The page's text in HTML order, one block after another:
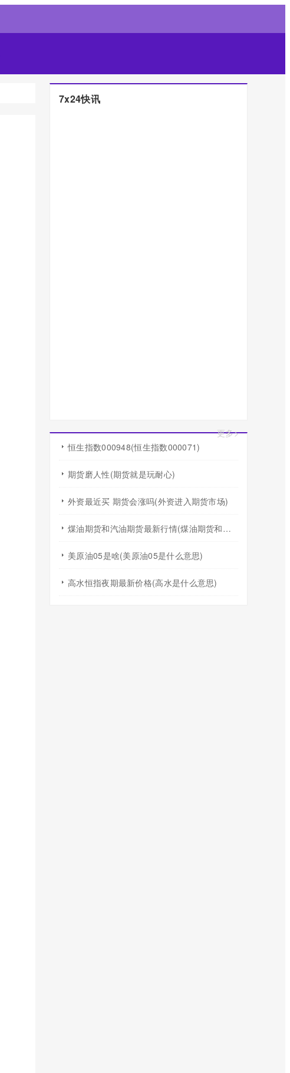
7x24快讯
更多>
恒生指数000948(恒生指数000071)
期货磨人性(期货就是玩耐心)
外资最近买 期货会涨吗(外资进入期货市场)
煤油期货和汽油期货最新行情(煤油期货和汽油期货最新行情走势)
美原油05是啥(美原油05是什么意思)
高水恒指夜期最新价格(高水是什么意思)